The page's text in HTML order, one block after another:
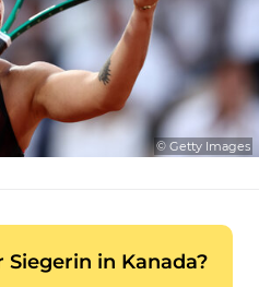
© Getty Images